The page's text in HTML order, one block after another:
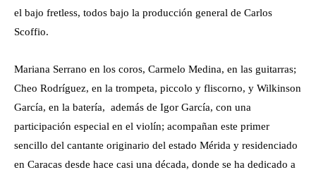
el bajo fretless, todos bajo la producción general de Carlos
Scoffio.
Mariana Serrano en los coros, Carmelo Medina, en las guitarras;
Cheo Rodríguez, en la trompeta, piccolo y fliscorno, y Wilkinson
García, en la batería, además de Igor García, con una
participación especial en el violín; acompañan este primer
sencillo del cantante originario del estado Mérida y residenciado
en Caracas desde hace casi una década, donde se ha dedicado a